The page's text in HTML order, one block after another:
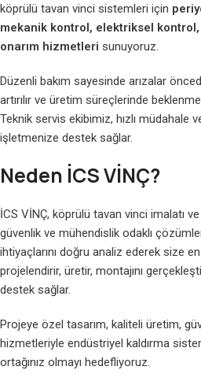
köprülü tavan vinci sistemleri için
mekanik kontrol, elektriksel
onarım hizmetleri sunuyoruz.
Düzenli bakım sayesinde arızalar
artırılır ve üretim süreçlerinde
Teknik servis ekibimiz, hızlı müdahale
işletmenize destek sağlar.
Neden İCS VİNÇ?
İCS VİNÇ, köprülü tavan vinci imalatı
güvenlik ve mühendislik odaklı
ihtiyaçlarını doğru analiz ederek size
projelendirir, üretir, montajını
destek sağlar.
Projeye özel tasarım, kaliteli üretim,
hizmetleriyle endüstriyel kaldırma
ortağınız olmayı hedefliyoruz.